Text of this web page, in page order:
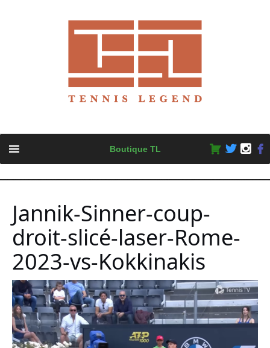
content
Boutique TL
Jannik-Sinner-coup-
droit-slicé-laser-Rome-
2023-vs-Kokkinakis